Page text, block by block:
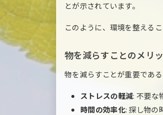
とが示されています。
このように、環境を整える
物を減らすことのメリ
物を減らすことが重要であ
ストレスの軽減: 不要な
時間の効率化: 探し物の